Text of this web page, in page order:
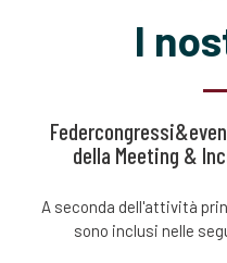
I
della Meeting &
A seconda dell'attività
sono inclusi nelle